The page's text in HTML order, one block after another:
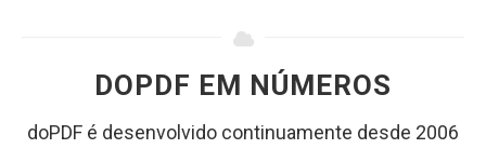
DOPDF EM NÚMEROS
doPDF é desenvolvido continuamente desde 2006